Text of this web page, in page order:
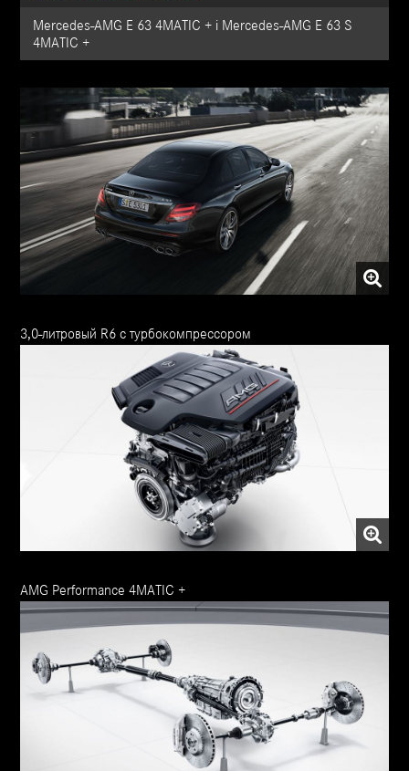
Mercedes-AMG E 63 4MATIC + і Mercedes-AMG E 63 S
4MATIC +
3,0-литровый R6 с турбокомпрессором
AMG Performance 4MATIC +